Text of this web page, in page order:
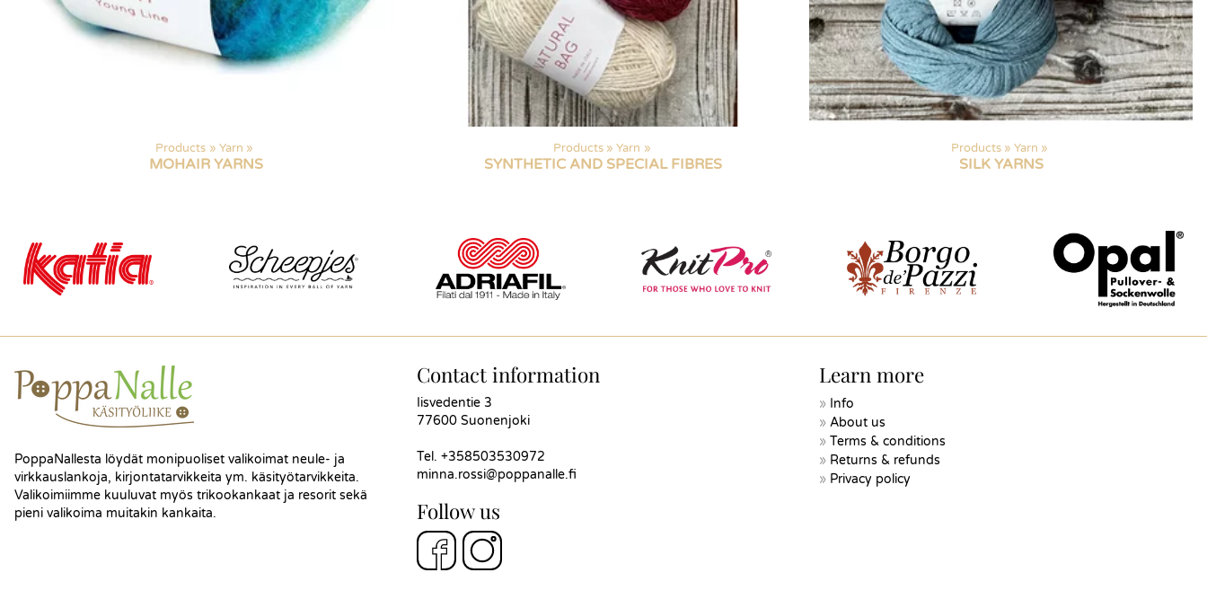
Products ‪» Yarn ‪»
MOHAIR YARNS
Products ‪» Yarn ‪»
SYNTHETIC AND SPECIAL FIBRES
Products ‪» Yarn ‪»
SILK YARNS
PoppaNallesta löydät monipuoliset valikoimat neule- ja
virkkauslankoja, kirjontatarvikkeita ym. käsityötarvikkeita.
Valikoimiimme kuuluvat myös trikookankaat ja resorit sekä
pieni valikoima muitakin kankaita.
Contact information
Iisvedentie 3
77600 Suonenjoki
Tel. +358503530972
minna.rossi@poppanalle.fi
Follow us
Learn more
Info
About us
Terms & conditions
Returns & refunds
Privacy policy